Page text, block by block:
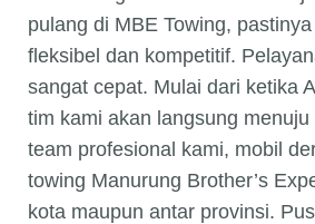
pulang di MBE Towing,
fleksibel dan kompetitif.
sangat cepat. Mulai dari ketika
tim kami akan langsung
team profesional kami, mobil
towing Manurung Brother’s
kota maupun antar provinsi.